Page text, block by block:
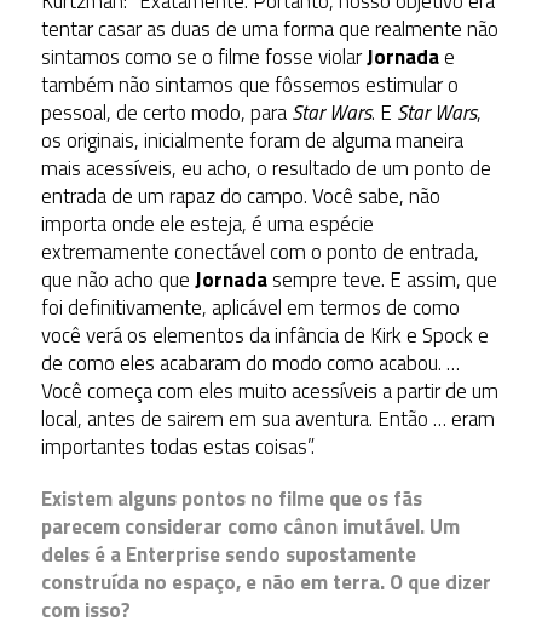
tentar casar as duas de uma forma que realmente não
sintamos como se o filme fosse violarJornadae
também não sintamos que fôssemos estimular o
pessoal, de certo modo, paraStar Wars. E Star Wars,
os originais, inicialmente foram de alguma maneira
mais acessíveis, eu acho, o resultado de um ponto de
entrada de um rapaz do campo. Você sabe, não
importa onde ele esteja, é uma espécie
extremamente conectável com o ponto de entrada,
que não acho queJornadasempre teve. E assim, que
foi definitivamente, aplicável em termos de como
você verá os elementos da infância de Kirk e Spock e
de como eles acabaram do modo como acabou. …
Você começa com eles muito acessíveis a partir de um
local, antes de sairem em sua aventura. Então … eram
importantes todas estas coisas”.
Existem alguns pontos no filme que os fãs
parecem considerar como cânon imutável. Um
deles é a Enterprise sendo supostamente
construída no espaço, e não em terra. O que dizer
com isso?